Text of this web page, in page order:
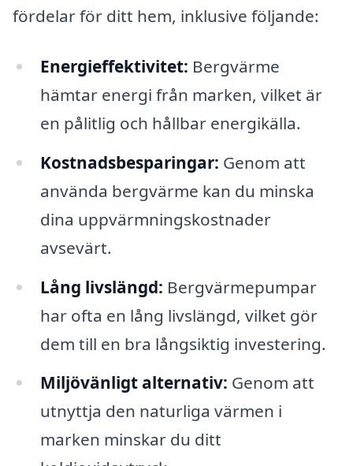
fördelar för ditt hem, inklusive följande:
Energieffektivitet: Bergvärme
hämtar energi från marken, vilket är
en pålitlig och hållbar energikälla.
Kostnadsbesparingar: Genom att
använda bergvärme kan du minska
dina uppvärmningskostnader
avsevärt.
Lång livslängd: Bergvärmepumpar
har ofta en lång livslängd, vilket gör
dem till en bra långsiktig investering.
Miljövänligt alternativ: Genom att
utnyttja den naturliga värmen i
marken minskar du ditt